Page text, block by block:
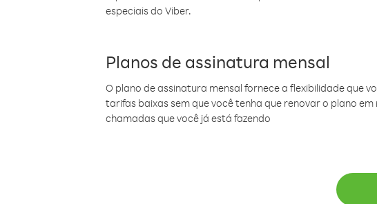
especiais do Viber.
Planos de assinatura mensal
O plano de assinatura mensal fornece a flexibilidade que
tarifas baixas sem que você tenha que renovar o plano
chamadas que você já está fazendo